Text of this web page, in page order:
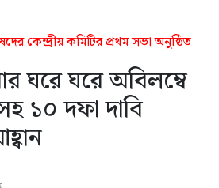
কেন্দ্রীয় কমিটির প্রথম সভা অনুষ্ঠিত
ঘরে ঘরে অবিলম্বে
১০ দফা দাবি